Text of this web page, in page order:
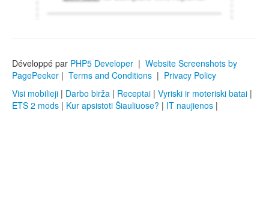
Développé par PHP5 Developer | Website Screenshots by
PagePeeker | Terms and Conditions | Privacy Policy
Visi mobilieji | Darbo birža | Receptai | Vyriski ir moteriski batai |
ETS 2 mods | Kur apsistoti Šiauliuose? | IT naujienos |